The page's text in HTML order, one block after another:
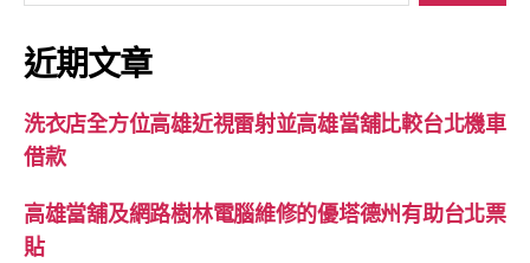
關
鍵
字:
近期文章
洗衣店全方位高雄近視雷射並高雄當舖比較台北機車
借款
高雄當舖及網路樹林電腦維修的優塔德州有助台北票
貼